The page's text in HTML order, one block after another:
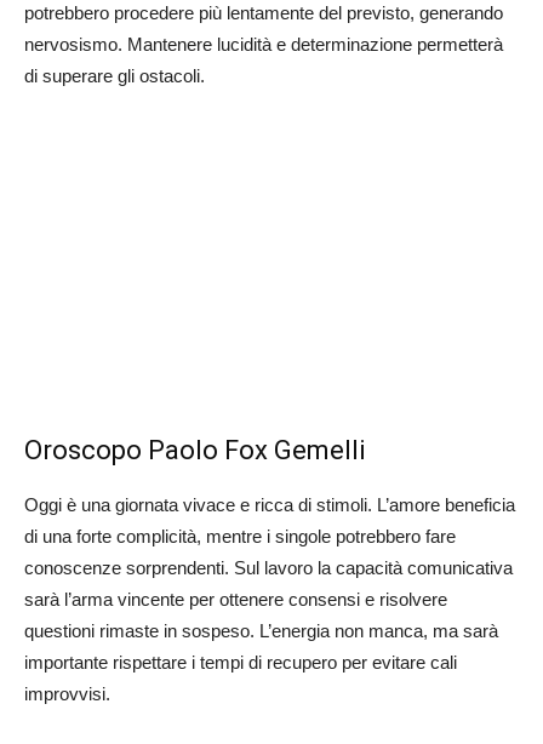
potrebbero procedere più lentamente del previsto, generando
nervosismo. Mantenere lucidità e determinazione permetterà
di superare gli ostacoli.
Oroscopo Paolo Fox Gemelli
Oggi è una giornata vivace e ricca di stimoli. L’amore beneficia
di una forte complicità, mentre i singole potrebbero fare
conoscenze sorprendenti. Sul lavoro la capacità comunicativa
sarà l’arma vincente per ottenere consensi e risolvere
questioni rimaste in sospeso. L’energia non manca, ma sarà
importante rispettare i tempi di recupero per evitare cali
improvvisi.